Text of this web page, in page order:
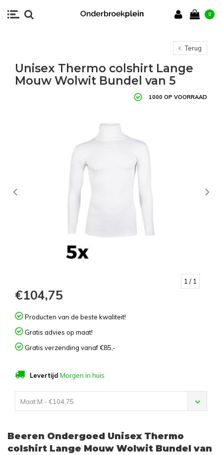
0
Terug
Unisex Thermo colshirt Lange
Mouw Wolwit Bundel van 5
1000 OP VOORRAAD
1 / 1
€104,75
Producten van de beste kwaliteit!
Gratis advies op maat!
Gratis verzending vanaf €85,-
Levertijd Morgen in huis
Maat M - €104,75
Beeren Ondergoed Unisex Thermo
colshirt Lange Mouw Wolwit Bundel van